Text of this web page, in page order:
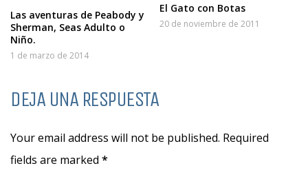
Las aventuras de Peabody y
Sherman, Seas Adulto o
Niño.
1 de marzo de 2014
El Gato con Botas
20 de noviembre de 2011
DEJA UNA RESPUESTA
Your email address will not be published. Required
fields are marked *